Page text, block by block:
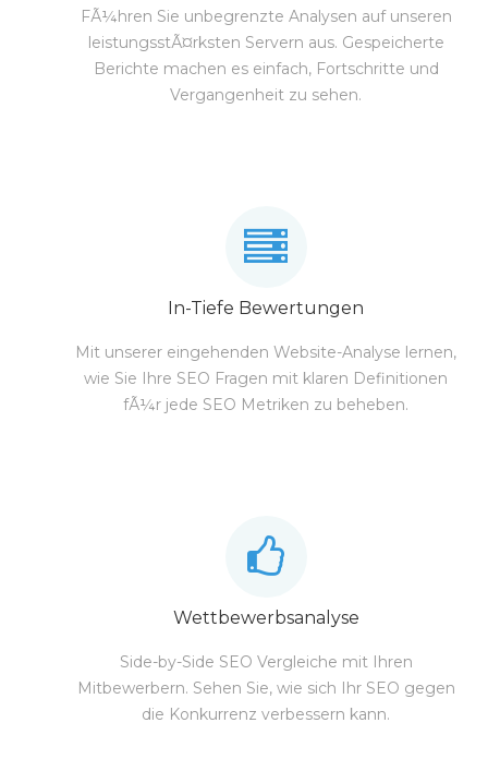
FÃ¼hren Sie unbegrenzte Analysen auf unseren
leistungsstÃ¤rksten Servern aus. Gespeicherte
Berichte machen es einfach, Fortschritte und
Vergangenheit zu sehen.
In-Tiefe Bewertungen
Mit unserer eingehenden Website-Analyse lernen,
wie Sie Ihre SEO Fragen mit klaren Definitionen
fÃ¼r jede SEO Metriken zu beheben.
Wettbewerbsanalyse
Side-by-Side SEO Vergleiche mit Ihren
Mitbewerbern. Sehen Sie, wie sich Ihr SEO gegen
die Konkurrenz verbessern kann.